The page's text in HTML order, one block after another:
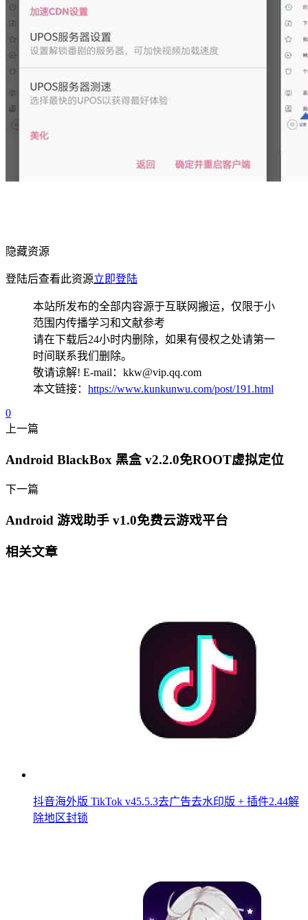
隐藏资源
登陆后查看此资源立即登陆
本站所发布的全部内容源于互联网搬运，仅限于小
范围内传播学习和文献参考
请在下载后24小时内删除，如果有侵权之处请第一
时间联系我们删除。
敬请谅解! E-mail：kkw@vip.qq.com
本文链接： https://www.kunkunwu.com/post/191.html
0
上一篇
Android BlackBox 黑盒 v2.2.0免ROOT虚拟定位
下一篇
Android 游戏助手 v1.0免费云游戏平台
相关文章
抖音海外版 TikTok v45.5.3去广告去水印版 + 插件2.44解
除地区封锁